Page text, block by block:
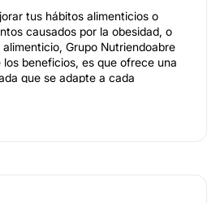
tus hábitos alimenticios o
causados por la obesidad, o
Grupo Nutriendoabre
beneficios, es que ofrece una
que se adapte a cada
sus objetivos.